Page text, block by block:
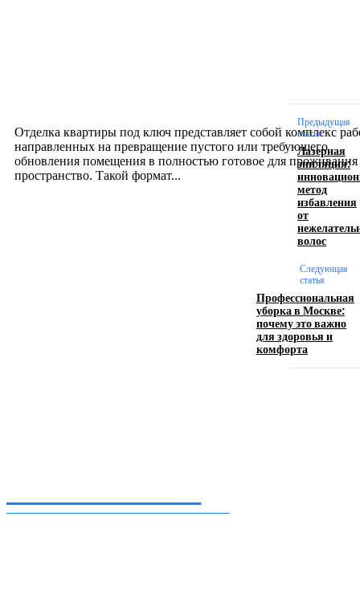
Отделка квартиры под ключ представляет собой комплекс
направленных на превращение пустого или требующего
обновления помещения в полностью готовое для проживания
пространство. Такой формат...
Производство полиэтиленовых пакетов с
логотипом: эффективный инструмент бренда
Девушка в бокале: легендарный номер бурлеска
искусство эффектного представления
Предыдущая
статья
Лазерная
эпиляция:
метод
избавления
от
волос
Следующая
статья
Профессиональная
уборка в Москве:
почему это важно
для здоровья и
комфорта